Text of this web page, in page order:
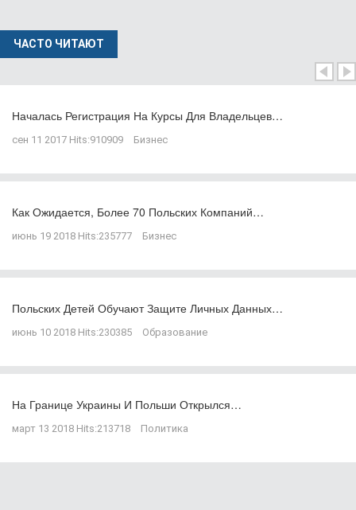
ЧАСТО ЧИТАЮТ
Началась Регистрация На Курсы Для Владельцев…
сен 11 2017 Hits:910909 Бизнес
Как Ожидается, Более 70 Польских Компаний…
июнь 19 2018 Hits:235777 Бизнес
Польских Детей Обучают Защите Личных Данных…
июнь 10 2018 Hits:230385 Образование
На Границе Украины И Польши Открылся…
март 13 2018 Hits:213718 Политика